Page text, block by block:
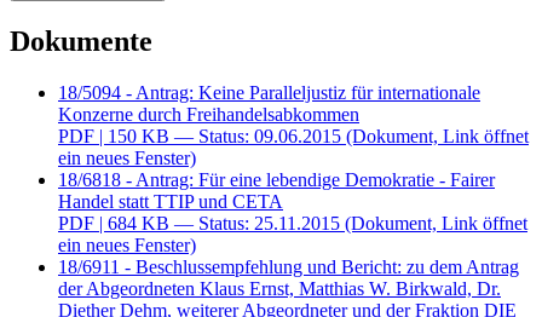
Dokumente
18/5094 - Antrag: Keine Paralleljustiz für internationale
Konzerne durch Freihandelsabkommen
PDF | 150 KB — Status: 09.06.2015 (Dokument, Link öffnet
ein neues Fenster)
18/6818 - Antrag: Für eine lebendige Demokratie - Fairer
Handel statt TTIP und CETA
PDF | 684 KB — Status: 25.11.2015 (Dokument, Link öffnet
ein neues Fenster)
18/6911 - Beschlussempfehlung und Bericht: zu dem Antrag
der Abgeordneten Klaus Ernst, Matthias W. Birkwald, Dr.
Diether Dehm, weiterer Abgeordneter und der Fraktion DIE